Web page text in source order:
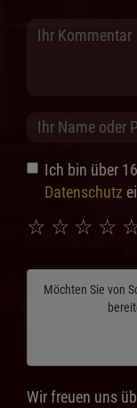
Ich bin über
Datenschutz
☆
☆
☆
☆
Möchten Sie von
Wir freuen uns